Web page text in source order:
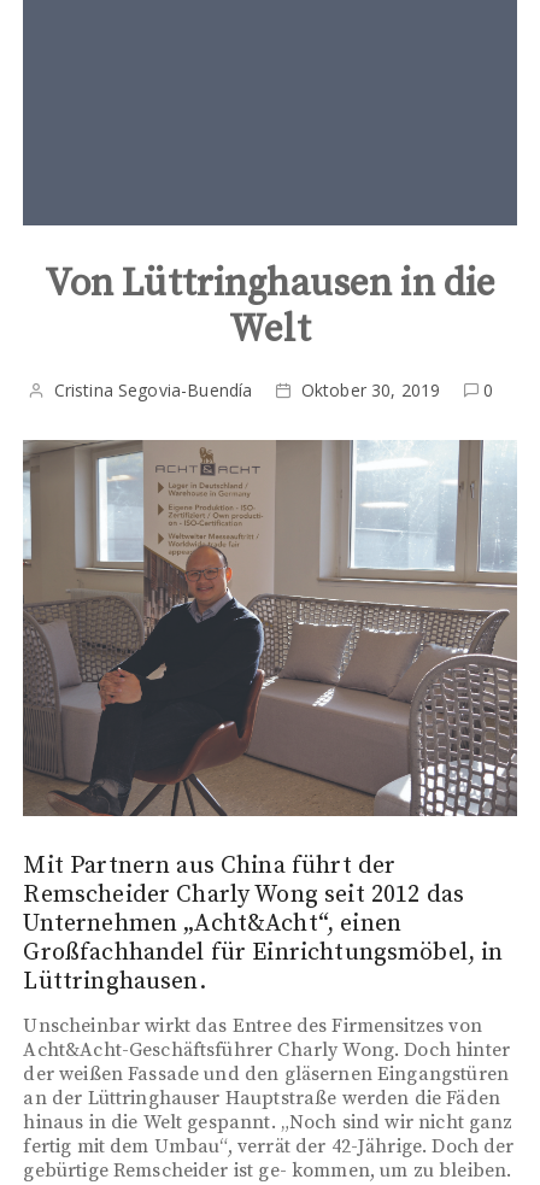
Von Lüttringhausen in die
Welt
Cristina Segovia-Buendía Oktober 30, 2019 0
Mit Partnern aus China führt der
Remscheider Charly Wong seit 2012 das
Unternehmen „Acht&Acht“, einen
Großfachhandel für Einrichtungsmöbel, in
Lüttringhausen.
Unscheinbar wirkt das Entree des Firmensitzes von
Acht&Acht-Geschäftsführer Charly Wong. Doch hinter
der weißen Fassade und den gläsernen Eingangstüren
an der Lüttringhauser Hauptstraße werden die Fäden
hinaus in die Welt gespannt. „Noch sind wir nicht ganz
fertig mit dem Umbau“, verrät der 42-Jährige. Doch der
gebürtige Remscheider ist ge- kommen, um zu bleiben.